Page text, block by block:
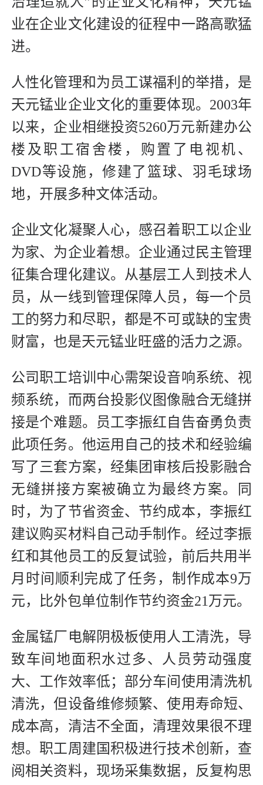
业在企业文化建设的征程中一路高歌猛
进。
人性化管理和为员工谋福利的举措，是
天元锰业企业文化的重要体现。2003年
以来，企业相继投资5260万元新建办公
楼及职工宿舍楼，购置了电视机、
DVD等设施，修建了篮球、羽毛球场
地，开展多种文体活动。
企业文化凝聚人心，感召着职工以企业
为家、为企业着想。企业通过民主管理
征集合理化建议。从基层工人到技术人
员，从一线到管理保障人员，每一个员
工的努力和尽职，都是不可或缺的宝贵
财富，也是天元锰业旺盛的活力之源。
公司职工培训中心需架设音响系统、视
频系统，而两台投影仪图像融合无缝拼
接是个难题。员工李振红自告奋勇负责
此项任务。他运用自己的技术和经验编
写了三套方案，经集团审核后投影融合
无缝拼接方案被确立为最终方案。同
时，为了节省资金、节约成本，李振红
建议购买材料自己动手制作。经过李振
红和其他员工的反复试验，前后共用半
月时间顺利完成了任务，制作成本9万
元，比外包单位制作节约资金21万元。
金属锰厂电解阴极板使用人工清洗，导
致车间地面积水过多、人员劳动强度
大、工作效率低；部分车间使用清洗机
清洗，但设备维修频繁、使用寿命短、
成本高，清洁不全面，清理效果很不理
想。职工周建国积极进行技术创新，查
阅相关资料，现场采集数据，反复构思